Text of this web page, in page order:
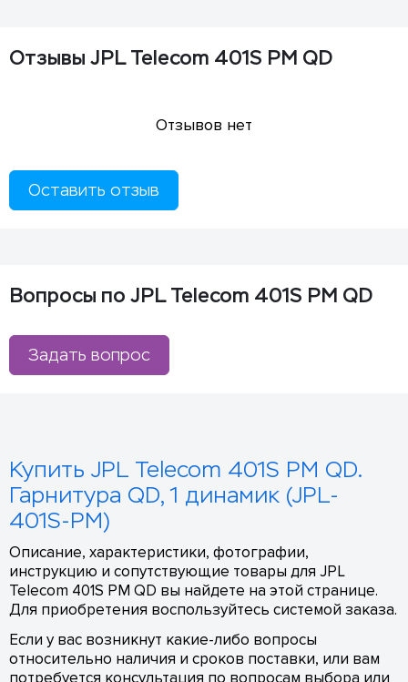
Отзывы JPL Telecom 401S PM QD
Отзывов нет
Оставить отзыв
Вопросы по JPL Telecom 401S PM QD
Задать вопрос
Купить JPL Telecom 401S PM QD.
Гарнитура QD, 1 динамик (JPL-
401S-PM)
Описание, характеристики, фотографии,
инструкцию и сопутствующие товары для JPL
Telecom 401S PM QD вы найдете на этой странице.
Для приобретения воспользуйтесь системой заказа.
Если у вас возникнут какие-либо вопросы
относительно наличия и сроков поставки, или вам
потребуется консультация по вопросам выбора или